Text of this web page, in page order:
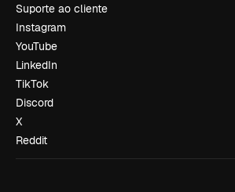
Suporte ao cliente
Instagram
YouTube
LinkedIn
TikTok
Discord
X
Reddit